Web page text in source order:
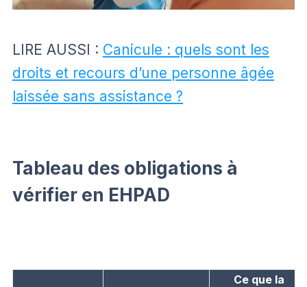
LIRE AUSSI : Canicule : quels sont les
droits et recours d’une personne âgée
laissée sans assistance ?
Tableau des obligations à
vérifier en EHPAD
Ce que la